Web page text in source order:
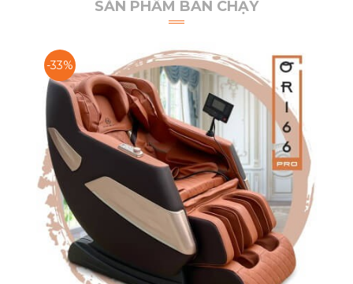
SẢN PHẨM BÁN CHẠY
-33%